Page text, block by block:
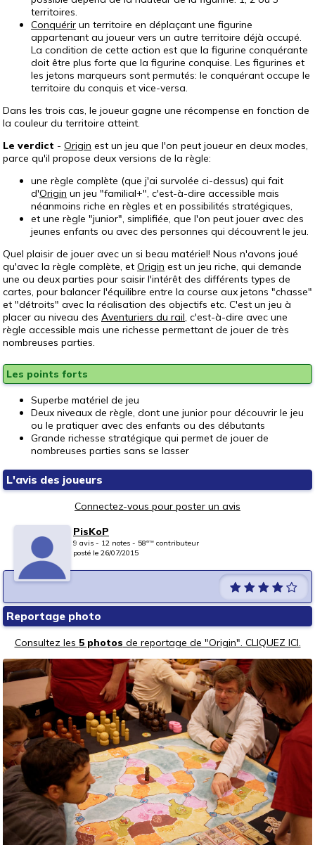
territoires.
Conquérir un territoire en déplaçant une figurine
appartenant au joueur vers un autre territoire déjà occupé.
La condition de cette action est que la figurine conquérante
doit être plus forte que la figurine conquise. Les figurines et
les jetons marqueurs sont permutés: le conquérant occupe le
territoire du conquis et vice-versa.
Dans les trois cas, le joueur gagne une récompense en fonction de
la couleur du territoire atteint.
Le verdict - Origin est un jeu que l'on peut joueur en deux modes,
parce qu'il propose deux versions de la règle:
une règle complète (que j'ai survolée ci-dessus) qui fait
d'Origin un jeu "familial+", c'est-à-dire accessible mais
néanmoins riche en règles et en possibilités stratégiques,
et une règle "junior", simplifiée, que l'on peut jouer avec des
jeunes enfants ou avec des personnes qui découvrent le jeu.
Quel plaisir de jouer avec un si beau matériel! Nous n'avons joué
qu'avec la règle complète, et Origin est un jeu riche, qui demande
une ou deux parties pour saisir l'intérêt des différents types de
cartes, pour balancer l'équilibre entre la course aux jetons "chasse"
et "détroits" avec la réalisation des objectifs etc. C'est un jeu à
placer au niveau des Aventuriers du rail, c'est-à-dire avec une
règle accessible mais une richesse permettant de jouer de très
nombreuses parties.
Les points forts
Superbe matériel de jeu
Deux niveaux de règle, dont une junior pour découvrir le jeu
ou le pratiquer avec des enfants ou des débutants
Grande richesse stratégique qui permet de jouer de
nombreuses parties sans se lasser
L'avis des joueurs
Connectez-vous pour poster un avis
PisKoP
9 avis - 12 notes - 58ème contributeur
posté le 26/07/2015
Reportage photo
Consultez les 5 photos de reportage de "Origin". CLIQUEZ ICI.